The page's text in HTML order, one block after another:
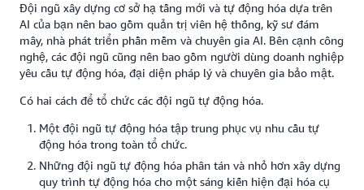
Đội ngũ xây dựng cơ sở hạ tầng mới và tự động hóa dựa trên
AI của bạn nên bao gồm quản trị viên hệ thống, kỹ sư đám
mây, nhà phát triển phần mềm và chuyên gia AI. Bên cạnh công
nghệ, các đội ngũ cũng nên bao gồm người dùng doanh nghiệp
yêu cầu tự động hóa, đại diện pháp lý và chuyên gia bảo mật.
Có hai cách để tổ chức các đội ngũ tự động hóa.
Một đội ngũ tự động hóa tập trung phục vụ nhu cầu tự
động hóa trong toàn tổ chức.
Những đội ngũ tự động hóa phân tán và nhỏ hơn xây dựng
quy trình tự động hóa cho một sáng kiến hiện đại hóa cụ